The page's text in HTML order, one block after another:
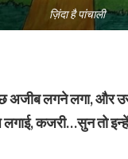
ज़िंदा है पांचाली
लगने लगा, और उस
कजरी…सुन तो